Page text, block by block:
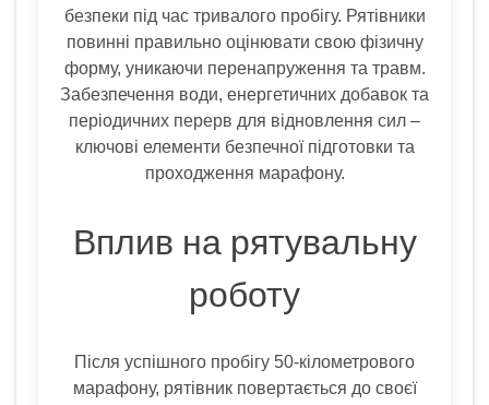
безпеки під час тривалого пробігу. Рятівники
повинні правильно оцінювати свою фізичну
форму, уникаючи перенапруження та травм.
Забезпечення води, енергетичних добавок та
періодичних перерв для відновлення сил –
ключові елементи безпечної підготовки та
проходження марафону.
Вплив на рятувальну
роботу
Після успішного пробігу 50-кілометрового
марафону, рятівник повертається до своєї